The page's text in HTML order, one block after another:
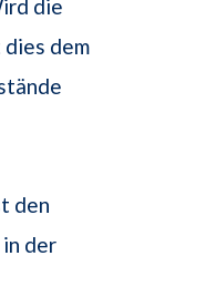
die
dem
den
der